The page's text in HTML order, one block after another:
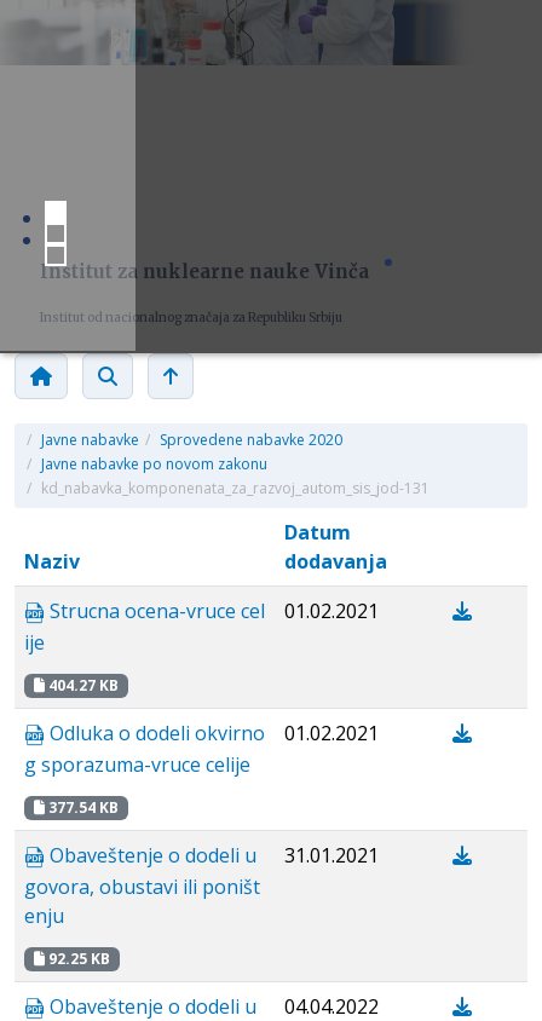
Institut za nuklearne nauke Vinča
Institut od nacionalnog značaja za Republiku Srbiju
/ Javne nabavke / Sprovedene nabavke 2020
/ Javne nabavke po novom zakonu
/ kd_nabavka_komponenata_za_razvoj_autom_sis_jod-131
Naziv
Datum
dodavanja
Strucna ocena-vruce cel
ije
404.27 KB
01.02.2021
Odluka o dodeli okvirno
g sporazuma-vruce celije
377.54 KB
01.02.2021
Obaveštenje o dodeli u
govora, obustavi ili poništ
enju
92.25 KB
31.01.2021
Obaveštenje o dodeli u
04.04.2022